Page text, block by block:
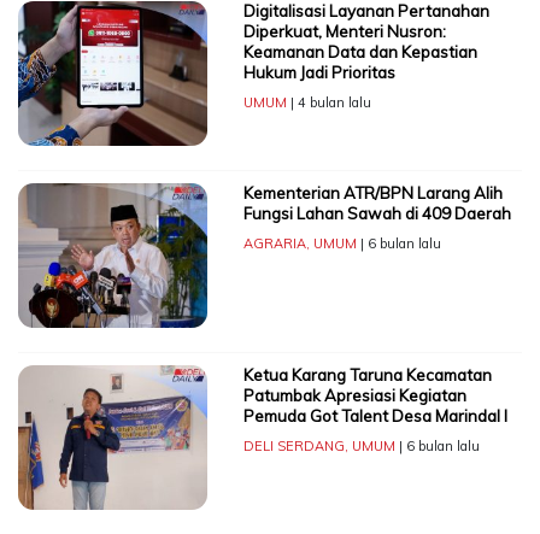
Digitalisasi Layanan Pertanahan
Diperkuat, Menteri Nusron:
Keamanan Data dan Kepastian
Hukum Jadi Prioritas
UMUM | 4 bulan lalu
Kementerian ATR/BPN Larang Alih
Fungsi Lahan Sawah di 409 Daerah
AGRARIA, UMUM | 6 bulan lalu
Ketua Karang Taruna Kecamatan
Patumbak Apresiasi Kegiatan
Pemuda Got Talent Desa Marindal I
DELI SERDANG, UMUM | 6 bulan lalu